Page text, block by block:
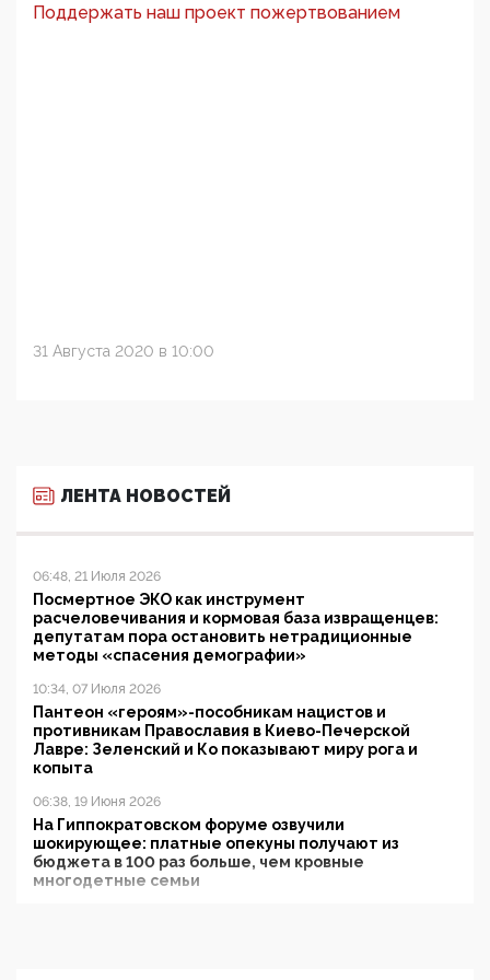
Поддержать наш проект пожертвованием
31 Августа 2020 в 10:00
ЛЕНТА НОВОСТЕЙ
06:48, 21 Июля 2026
Посмертное ЭКО как инструмент
расчеловечивания и кормовая база извращенцев:
депутатам пора остановить нетрадиционные
методы «спасения демографии»
10:34, 07 Июля 2026
Пантеон «героям»-пособникам нацистов и
противникам Православия в Киево-Печерской
Лавре: Зеленский и Ко показывают миру рога и
копыта
06:38, 19 Июня 2026
На Гиппократовском форуме озвучили
шокирующее: платные опекуны получают из
бюджета в 100 раз больше, чем кровные
многодетные семьи